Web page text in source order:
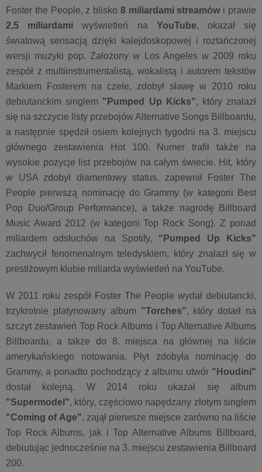
Foster the People, z blisko 8 miliardami streamówi prawie
2,5 miliardami wyświetleń na YouTube, okazał się
światową sensacją dzięki kalejdoskopowej i roztańczonej
wersji muzyki pop. Założony w Los Angeles w 2009 roku
zespół z multiinstrumentalistą, wokalistą i autorem tekstów
Markiem Fosterem na czele, zdobył sławę w 2010 roku
debiutanckim singlem "Pumped Up Kicks", który znalazł
się na szczycie listy przebojów Alternative Songs Billboardu,
a następnie spędził osiem kolejnych tygodni na 3. miejscu
głównego zestawienia Hot 100. Numer trafił także na
wysokie pozycje list przebojów na całym świecie. Hit, który
w USA zdobył diamentowy status, zapewnił Foster The
People pierwszą nominację do Grammy (w kategorii Best
Pop Duo/Group Performance), a także nagrodę Billboard
Music Award 2012 (w kategorii Top Rock Song). Z ponad
miliardem odsłuchów na Spotify, "Pumped Up Kicks"
zachwycił fenomenalnym teledyskiem, który znalazł się w
prestiżowym klubie miliarda wyświetleń na YouTube.
W 2011 roku zespół Foster The People wydał debiutancki,
trzykrotnie platynowany album "Torches", który dotarł na
szczyt zestawień Top Rock Albums i Top Alternative Albums
Billboardu, a także do 8. miejsca na głównej na liście
amerykańskiego notowania. Płyt zdobyła nominację do
Grammy, a ponadto pochodzący z albumu utwór "Houdini"
dostał kolejną. W 2014 roku ukazał się album
"Supermodel", który, częściowo napędzany złotym singlem
"Coming of Age", zajął pierwsze miejsce zarówno na liście
Top Rock Albums, jak i Top Alternative Albums Billboard,
debiutując jednocześnie na 3. miejscu zestawienia Billboard
200.